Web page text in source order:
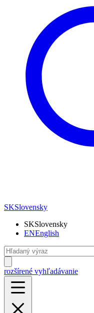
SKSlovensky
SKSlovensky
ENEnglish
rozšírené vyhľadávanie